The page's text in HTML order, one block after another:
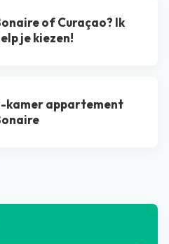
of Curaçao? Ik
je kiezen!
kamer appartement